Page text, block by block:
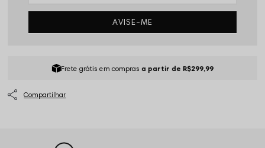
AVISE-ME
Frete grátis em compras a partir de R$299,99